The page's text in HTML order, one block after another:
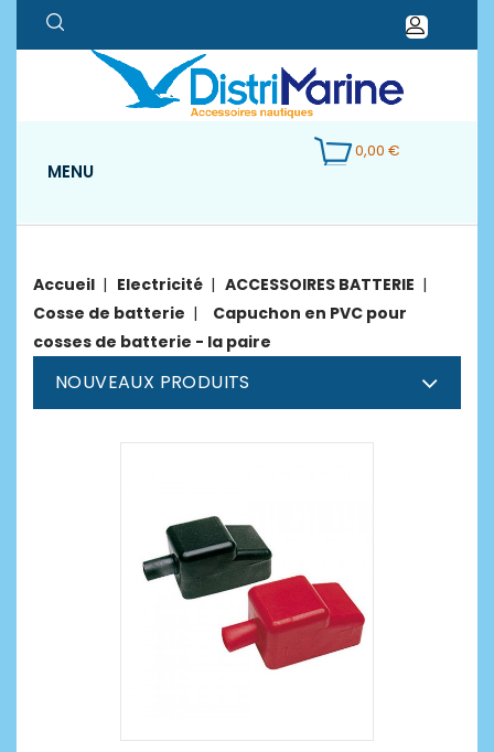
0,00 €
MENU
Accueil Electricité
ACCESSOIRES BATTERIE
Cosse de batterie
Capuchon en PVC pour
cosses de batterie - la paire
NOUVEAUX PRODUITS